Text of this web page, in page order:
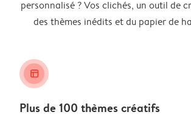
personnalisé ? Vos clichés, un outil de
des thèmes inédits et du papier de
layout_alt
Plus de 100 thèmes créatifs